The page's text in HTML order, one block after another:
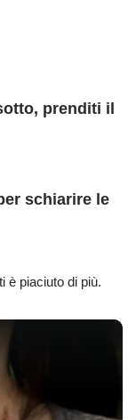
prenditi il
schiarire le
è piaciuto di più.